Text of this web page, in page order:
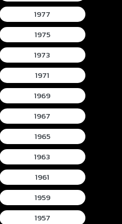
1977
1975
1973
1971
1969
1967
1965
1963
1961
1959
1957